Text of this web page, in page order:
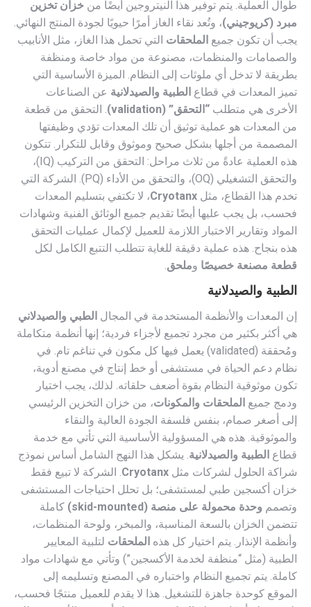
طوال العملية. يتم توفير هذا النيتروجين أيضًا من خزان تخزين
مبرد (كريوجيني)، وتُعد نقاء الغاز أمرًا حيويًا لجودة المنتج النهائي.
يجب أن تكون جميع الملحقات التي تحمل هذا الغاز، مثل الأنابيب
والصمامات والمنظمات، مصنوعة من مواد خاصة ومنظفة
بطريقة لا تدخل أي ملوثات إلى النظام. الميزة الأساسية التي
تميز المعدات في قطاع الطبية والصيدلانية عن الصناعات
الأخرى هي متطلب “التحقق” (validation)
. التحقق من قطعة
من المعدات هو عملية توثيق أن تلك المعدات تؤدي وظيفتها
المصممة من أجلها بشكل صحيح وموثوق وقابل للتكرار. تتكون
هذه العملية عادةً من ثلاث مراحل: التحقق من التركيب (IQ)،
والتحقق التشغيلي (OQ)، والتحقق من الأداء (PQ). الشركة التي
تخدم هذا القطاع، مثل Cryotanx، لا تكتفي بتسليم المعدات
فحسب، بل يجب عليها أيضًا تقديم جميع الوثائق الفنية وشهادات
المواد وتقارير الاختبار اللازمة للعميل لإكمال عمليات التحقق
هذه بنجاح. هذه عملية دقيقة للغاية تتطلب التتبع الكامل لكل
قطعة مصنعة خصيصًا وملحق.
الطبية والصيدلانية
إن المعدات والأنظمة المستخدمة في المجال الطبي والصيدلاني
هي أكثر بكثير من مجرد تجميع لأجزاء فردية؛ إنها أنظمة متكاملة
ومُحققة (validated) يعمل فيها كل مكون في تناغم تام. في
نظام دعم الحياة في مستشفى أو خط إنتاج في مصنع أدوية،
تكون موثوقية النظام بقوة أضعف حلقاته. لذلك، يجب اختيار
ودمج جميع الملحقات والمكونات، من خزان التخزين الرئيسي
إلى أصغر صمام، بنفس فلسفة الجودة العالية والنقاء
والموثوقية. هذه هي المسؤولية الأساسية التي تأتي مع خدمة
قطاع الطبية والصيدلانية. يشكل هذا النهج الشامل أساس نموذج
شراكة الحلول لشركات مثل Cryotanx. الشركة لا تبيع فقط
خزان أكسجين طبي لمستشفى؛ بل تحلل احتياجات المستشفى
وتصمم وحدة محمولة على منصة (skid-mounted)
كاملة
تتضمن الخزان بالسعة المناسبة، والمبخر، ولوحة المنظمات،
وأنظمة الإنذار. يتم اختيار كل هذه الملحقات لتلبية المعايير
الطبية (مثل “منظفة لخدمة الأكسجين”) وتأتي مع شهادات مواد
كاملة. يتم تجميع النظام واختباره في المصنع وتسليمه إلى
الموقع كوحدة جاهزة للتشغيل. هذا لا يقدم للعميل منتجًا فحسب،